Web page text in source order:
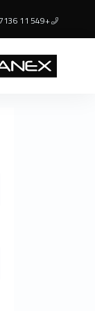
+549 11 5142-7136